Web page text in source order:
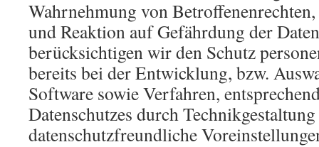
Wahrnehmung von
und Reaktion auf Gefährdung der
berücksichtigen wir den Schutz
bereits bei der Entwicklung, bzw.
Software sowie Verfahren,
Datenschutzes durch
datenschutzfreundliche